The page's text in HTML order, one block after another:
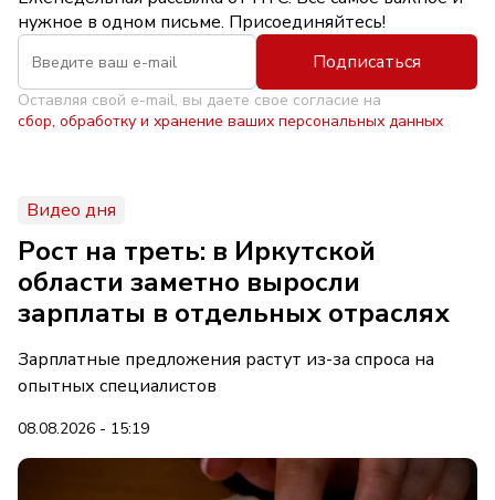
нужное в одном письме. Присоединяйтесь!
Подписаться
Оставляя свой e-mail, вы даете свое согласие на
сбор, обработку и хранение ваших персональных данных
Видео дня
Рост на треть: в Иркутской
области заметно выросли
зарплаты в отдельных отраслях
Зарплатные предложения растут из-за спроса на
опытных специалистов
08.08.2026 - 15:19